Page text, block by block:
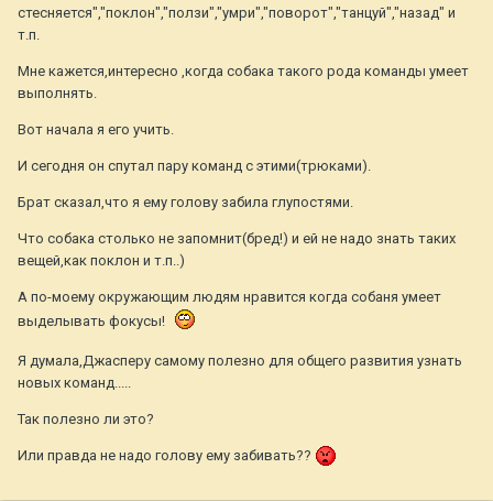
стесняется","поклон","ползи","умри","поворот","танцуй","назад" и
т.п.
Мне кажется,интересно ,когда собака такого рода команды умеет
выполнять.
Вот начала я его учить.
И сегодня он спутал пару команд с этими(трюками).
Брат сказал,что я ему голову забила глупостями.
Что собака столько не запомнит(бред!) и ей не надо знать таких
вещей,как поклон и т.п..)
А по-моему окружающим людям нравится когда собаня умеет
выделывать фокусы!
Я думала,Джасперу самому полезно для общего развития узнать
новых команд.....
Так полезно ли это?
Или правда не надо голову ему забивать??